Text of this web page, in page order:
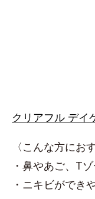
クリアフル デイ
〈こんな方にお
・鼻やあご、T
・ニキビができ